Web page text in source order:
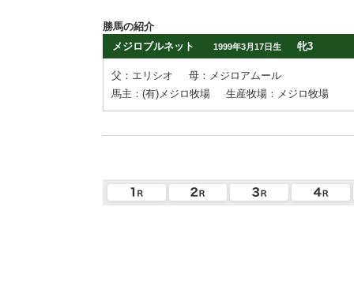
勝馬の紹介
メジロブルネット
1999年3月17日生 牝3
父：エリシオ
母：メジロアムール
馬主：(有)メジロ牧場
生産牧場：メジロ牧場